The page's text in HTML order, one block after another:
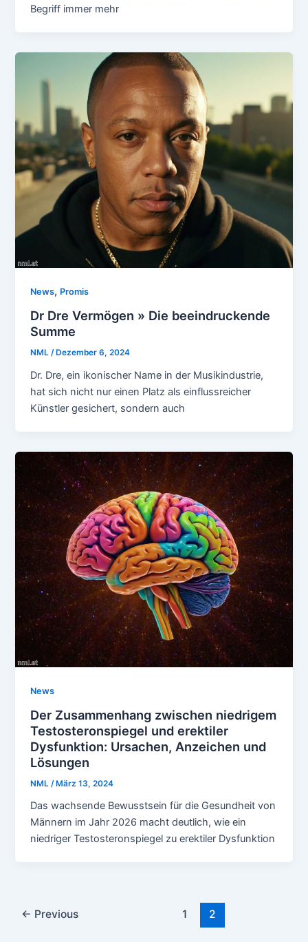
Begriff immer mehr
News, Promis
Dr Dre Vermögen » Die beeindruckende
Summe
NML/ Dezember 6, 2024
Dr. Dre, ein ikonischer Name in der Musikindustrie,
hat sich nicht nur einen Platz als einflussreicher
Künstler gesichert, sondern auch
News
Der Zusammenhang zwischen niedrigem
Testosteronspiegel und erektiler
Dysfunktion: Ursachen, Anzeichen und
Lösungen
NML /März 13, 2024
Das wachsende Bewusstsein für die Gesundheit von
Männern im Jahr 2026 macht deutlich, wie ein
niedriger Testosteronspiegel zu erektiler Dysfunktion
Post← Previous 1 2